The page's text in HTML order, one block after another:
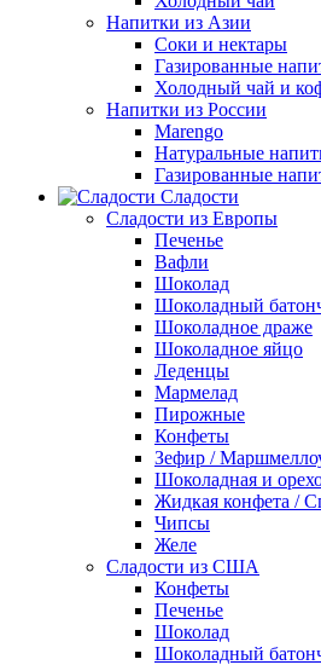
Напитки из Азии
Соки и нектары
Газированные
Холодный чай и
Напитки из России
Marengo
Натуральные
Газированные
Сладости
Сладости из Европы
Печенье
Вафли
Шоколад
Шоколадный
Шоколадное драже
Шоколадное яйцо
Леденцы
Мармелад
Пирожные
Конфеты
Зефир /
Шоколадная и
Жидкая конфета /
Чипсы
Желе
Сладости из США
Конфеты
Печенье
Шоколад
Шоколадный